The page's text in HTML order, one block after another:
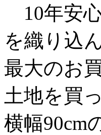
10年安
を織り込
最大のお
土地を買
横幅90cm